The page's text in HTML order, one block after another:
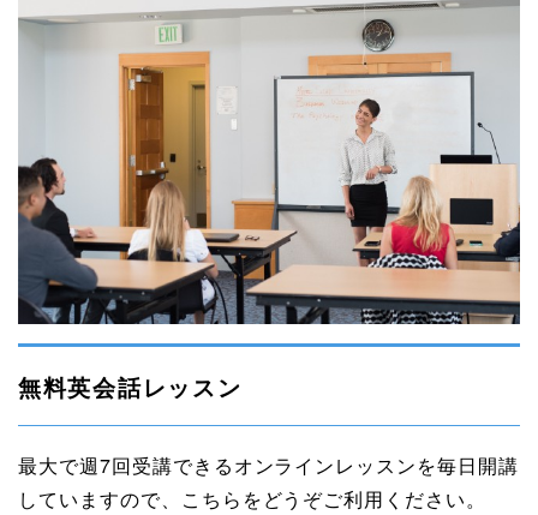
無料英会話レッスン
最大で週7回受講できるオンラインレッスンを毎日開講
していますので、こちらをどうぞご利用ください。